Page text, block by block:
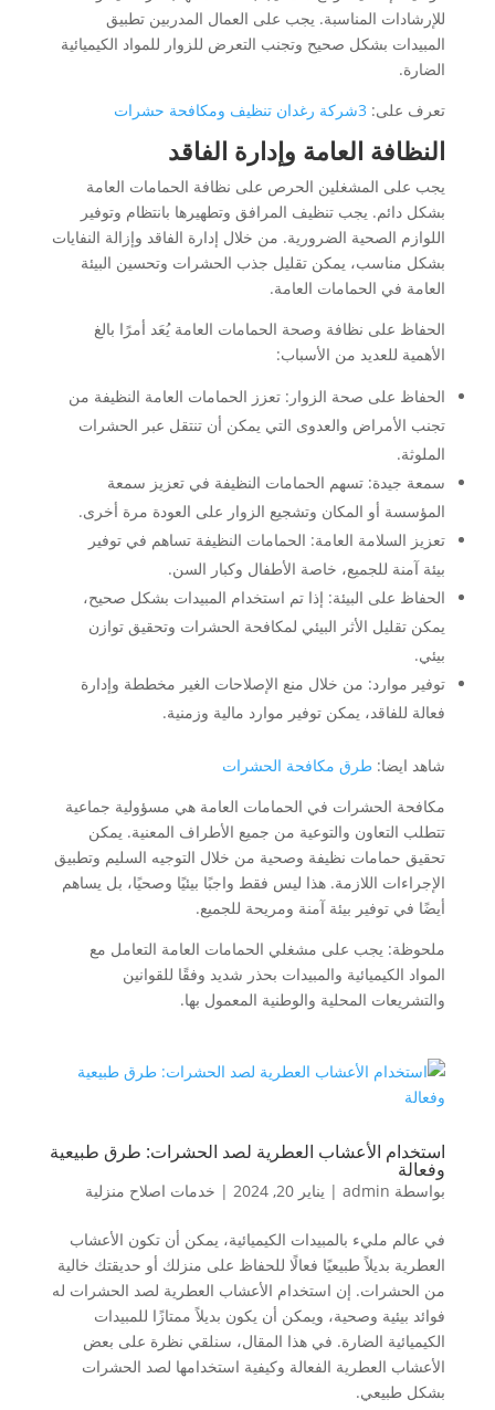
للإرشادات المناسبة. يجب على العمال المدربين تطبيق
المبيدات بشكل صحيح وتجنب التعرض للزوار للمواد الكيميائية
الضارة.
تعرف على: 3شركة رغدان تنظيف ومكافحة حشرات
النظافة العامة وإدارة الفاقد
يجب على المشغلين الحرص على نظافة الحمامات العامة
بشكل دائم. يجب تنظيف المرافق وتطهيرها بانتظام وتوفير
اللوازم الصحية الضرورية. من خلال إدارة الفاقد وإزالة النفايات
بشكل مناسب، يمكن تقليل جذب الحشرات وتحسين البيئة
العامة في الحمامات العامة.
الحفاظ على نظافة وصحة الحمامات العامة يُعَد أمرًا بالغ
الأهمية للعديد من الأسباب:
الحفاظ على صحة الزوار: تعزز الحمامات العامة النظيفة من
تجنب الأمراض والعدوى التي يمكن أن تنتقل عبر الحشرات
الملوثة.
سمعة جيدة: تسهم الحمامات النظيفة في تعزيز سمعة
المؤسسة أو المكان وتشجيع الزوار على العودة مرة أخرى.
تعزيز السلامة العامة: الحمامات النظيفة تساهم في توفير
بيئة آمنة للجميع، خاصة الأطفال وكبار السن.
الحفاظ على البيئة: إذا تم استخدام المبيدات بشكل صحيح،
يمكن تقليل الأثر البيئي لمكافحة الحشرات وتحقيق توازن
بيئي.
توفير موارد: من خلال منع الإصلاحات الغير مخططة وإدارة
فعالة للفاقد، يمكن توفير موارد مالية وزمنية.
شاهد ايضا: طرق مكافحة الحشرات
مكافحة الحشرات في الحمامات العامة هي مسؤولية جماعية
تتطلب التعاون والتوعية من جميع الأطراف المعنية. يمكن
تحقيق حمامات نظيفة وصحية من خلال التوجيه السليم وتطبيق
الإجراءات اللازمة. هذا ليس فقط واجبًا بيئيًا وصحيًا، بل يساهم
أيضًا في توفير بيئة آمنة ومريحة للجميع.
ملحوظة: يجب على مشغلي الحمامات العامة التعامل مع
المواد الكيميائية والمبيدات بحذر شديد وفقًا للقوانين
والتشريعات المحلية والوطنية المعمول بها.
استخدام الأعشاب العطرية لصد الحشرات: طرق طبيعية
وفعالة
بواسطة admin
| يناير 20, 2024 | خدمات اصلاح منزلية
في عالم مليء بالمبيدات الكيميائية، يمكن أن تكون الأعشاب
العطرية بديلاً طبيعيًا فعالًا للحفاظ على منزلك أو حديقتك خالية
من الحشرات. إن استخدام الأعشاب العطرية لصد الحشرات له
فوائد بيئية وصحية، ويمكن أن يكون بديلاً ممتازًا للمبيدات
الكيميائية الضارة. في هذا المقال، سنلقي نظرة على بعض
الأعشاب العطرية الفعالة وكيفية استخدامها لصد الحشرات
بشكل طبيعي.